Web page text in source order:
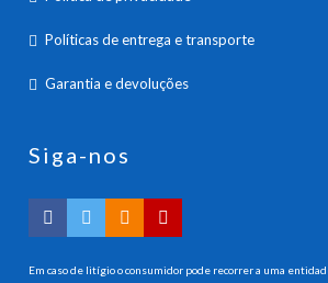
Políticas de entrega e transporte
Garantia e devoluções
Siga-nos
Em caso de litígio o consumidor pode recorrer a uma